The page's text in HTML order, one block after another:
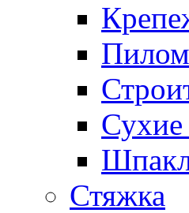
Сухие
Стяжка